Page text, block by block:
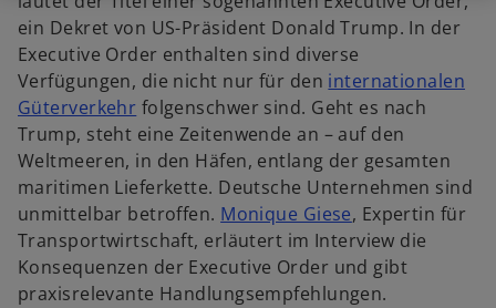
i
s
t
e
r
k
a
r
t
e
g
e
ö
f
f
n
e
t
i
s
t
e
r
k
a
r
t
e
g
e
ö
f
f
n
e
t
i
s
t
e
r
k
a
r
t
e
g
e
ö
f
f
n
e
t
ein Dekret von US-Präsident Donald Trump. In der
Executive Order enthalten sind diverse
Verfügungen, die nicht nur für den internationalen
Güterverkehrw
i
r
d
i
n
e
i
folgenschwer sind. Geht es nach
Trump, steht eine Zeitenwende an – auf den
Weltmeeren, in den Häfen, entlang der gesamten
maritimen Lieferkette. Deutsche Unternehmen sind
unmittelbar betroffen. Monique Giesew
i
r
d
, Expertin für
Transportwirtschaft, erläutert im Interview die
Konsequenzen der Executive Order und gibt
praxisrelevante Handlungsempfehlungen.